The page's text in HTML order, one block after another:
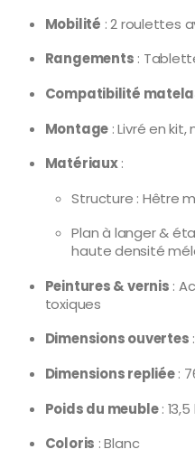
Mobilité : 2 roulettes
Rangements :
Compatibilité
Montage : Livré en
Matériaux:
Structure : Hêtre
Plan à langer &
haute densité
Peintures & vernis :
toxiques
Dimensions ouvertes
Dimensions repliée:
Poids du meuble: 13,5
Coloris : Blanc